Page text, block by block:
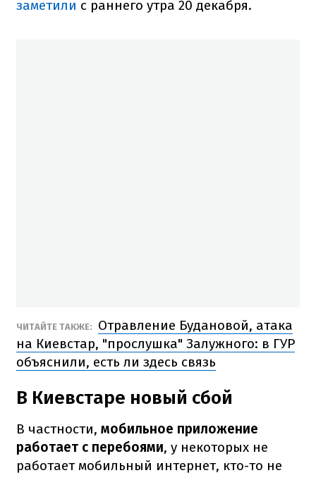
заметили с раннего утра 20 декабря.
ЧИТАЙТЕ ТАКЖЕ:
Отравление Будановой, атака
на Киевстар, "прослушка" Залужного: в ГУР
объяснили, есть ли здесь связь
В Киевстаре новый сбой
В частности, мобильное приложение
работает с перебоями, у некоторых не
работает мобильный интернет, кто-то не